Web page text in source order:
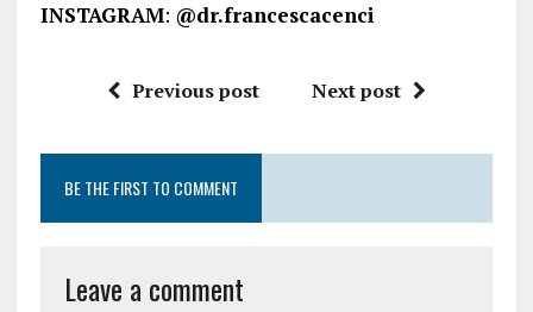
INSTAGRAM: @dr.francescacenci
Previous post Next post
BE THE FIRST TO COMMENT
Leave a comment